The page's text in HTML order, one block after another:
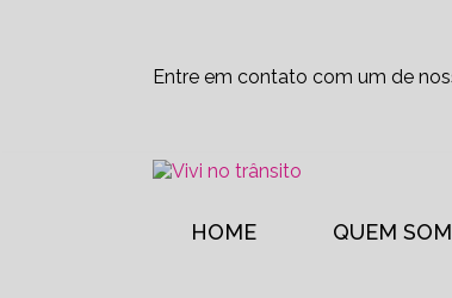
Entre em contato com um de
HOME QUEM